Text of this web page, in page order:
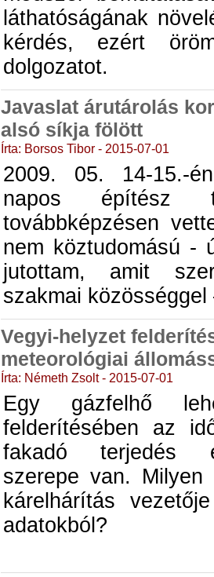
láthatóságának
kérdés, ezért
dolgozatot.
Javaslat árutárolás
alsó síkja fölött
Írta: Borsos Tibor - 2015-07-01
2009. 05. 14-15.-
napos építész
továbbképzésen
nem köztudomású -
jutottam, amit
szakmai
Vegyi-helyzet
meteorológiai
Írta: Németh Zsolt - 2015-07-01
Egy gázfelhő
felderítésében az
fakadó terjedés
szerepe van. Milyen
kárelhárítás
adatokból?